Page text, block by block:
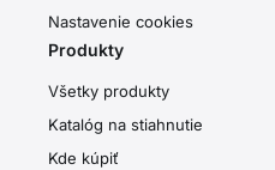
Nastavenie cookies
Produkty
Všetky produkty
Katalóg na stiahnutie
Kde kúpiť